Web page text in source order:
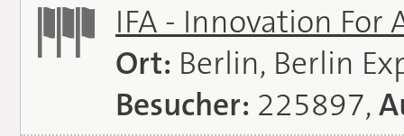
IFA - Innovation For
Ort: Berlin, Berlin
Besucher: 225897,